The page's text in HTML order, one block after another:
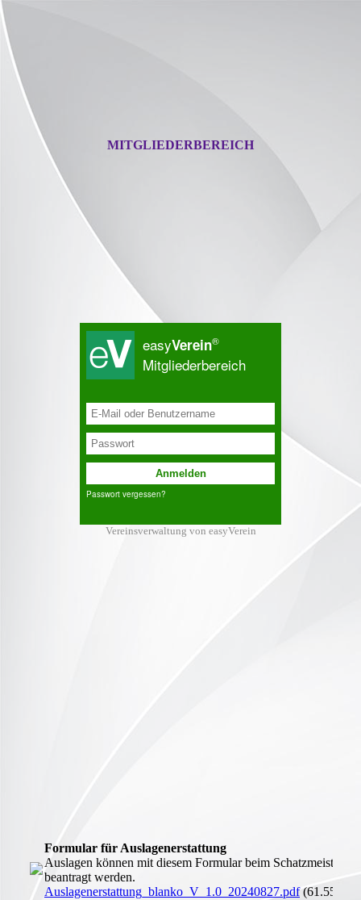
MITGLIEDERBEREICH
Formular für Auslagenerstattung
Auslagen können mit diesem Formular beim Schatzmeister
beantragt werden.
Auslagenerstattung_blanko_V_1.0_20240827.pdf(61.55KB)